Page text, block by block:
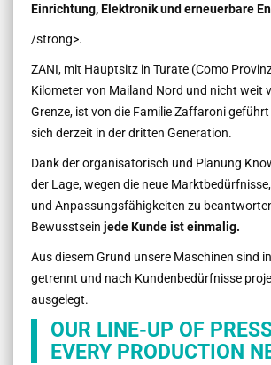
Einrichtung, Elektronik und erneuerbare
/strong>.
ZANI, mit Hauptsitz in Turate (Como
Kilometer von Mailand Nord und nicht weit
Grenze, ist von die Familie Zaffaroni
sich derzeit in der dritten Generation.
Dank der organisatorisch und Planung
der Lage, wegen die neue
und Anpassungsfähigkeiten zu
Bewusstsein jede Kunde ist einmalig.
Aus diesem Grund unsere Maschinen sind
getrennt und nach Kundenbedürfnisse
ausgelegt.
OUR LINE-UP OF
EVERY PRODUCTION